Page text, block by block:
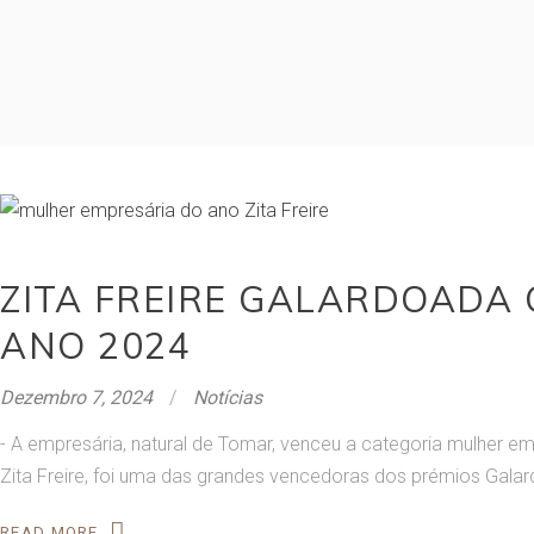
ZITA FREIRE GALARDOADA
ANO 2024
Dezembro 7, 2024 Notícias
- A empresária, natural de Tomar, venceu a categoria mulher
Zita Freire, foi uma das grandes vencedoras dos prémios